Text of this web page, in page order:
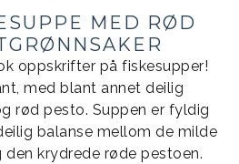
MED RØD
oppskrifter på fiskesupper!
med blant annet deilig
rød pesto. Suppen er fyldig
balanse mellom de milde
krydrede røde pestoen.